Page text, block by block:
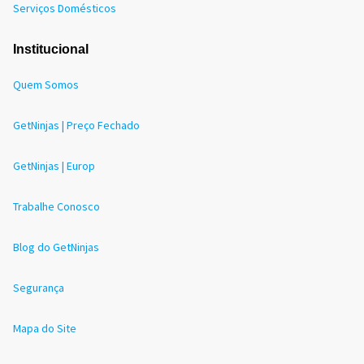
Serviços Domésticos
Institucional
Quem Somos
GetNinjas | Preço Fechado
GetNinjas | Europ
Trabalhe Conosco
Blog do GetNinjas
Segurança
Mapa do Site